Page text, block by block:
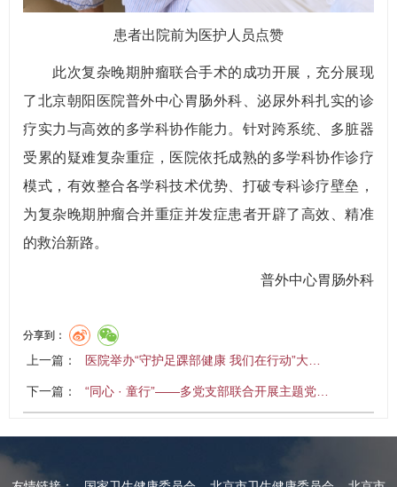
患者出院前为医护人员点赞
此次复杂晚期肿瘤联合手术的成功开展，充分展现
了北京朝阳医院普外中心胃肠外科、泌尿外科扎实的诊
疗实力与高效的多学科协作能力。针对跨系统、多脏器
受累的疑难复杂重症，医院依托成熟的多学科协作诊疗
模式，有效整合各学科技术优势、打破专科诊疗壁垒，
为复杂晚期肿瘤合并重症并发症患者开辟了高效、精准
的救治新路。
普外中心胃肠外科
分享到：
上一篇： 医院举办“守护足踝部健康 我们在行动”大…
下一篇： “同心 · 童行”——多党支部联合开展主题党…